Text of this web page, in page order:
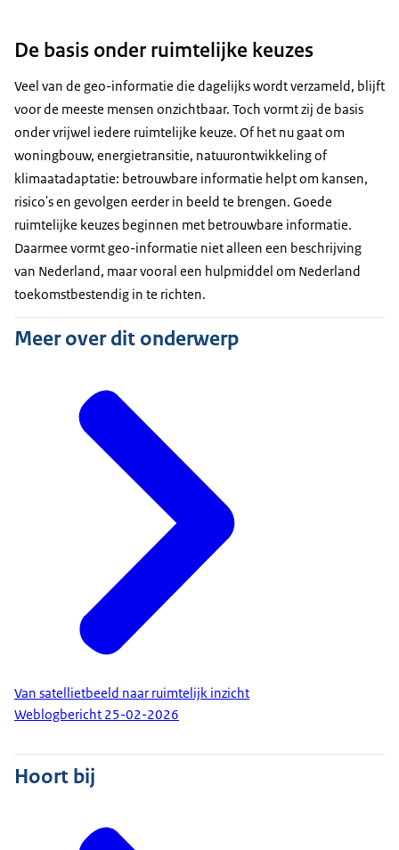
De basis onder ruimtelijke keuzes
Veel van de geo-informatie die dagelijks wordt verzameld, blijft
voor de meeste mensen onzichtbaar. Toch vormt zij de basis
onder vrijwel iedere ruimtelijke keuze. Of het nu gaat om
woningbouw, energietransitie, natuurontwikkeling of
klimaatadaptatie: betrouwbare informatie helpt om kansen,
risico's en gevolgen eerder in beeld te brengen. Goede
ruimtelijke keuzes beginnen met betrouwbare informatie.
Daarmee vormt geo-informatie niet alleen een beschrijving
van Nederland, maar vooral een hulpmiddel om Nederland
toekomstbestendig in te richten.
Meer over dit onderwerp
Van satellietbeeld naar ruimtelijk inzicht
Weblogbericht 25-02-2026
Hoort bij